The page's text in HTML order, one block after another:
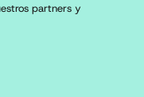
partners y